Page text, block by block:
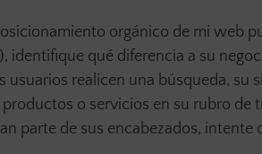
orgánico de mi web
identifique qué diferencia a su
usuarios realicen una búsqueda, su
o servicios en su rubro de
parte de sus encabezados, intente